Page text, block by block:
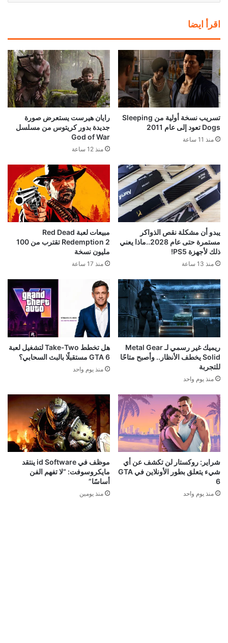
اقرأ ايضا
تسريب نسخة أولية من Sleeping
Dogs تعود إلى عام 2011
منذ 11 ساعة
رايان هيرست يستعرض صورة
جديدة بدور كريتوس من مسلسل
God of War
منذ 12 ساعة
يبدو أن مشكلة نقص الذواكر
مستمرة حتى عام 2028..ماذا يعني
ذلك لأجهزة PS5!
منذ 13 ساعة
مبيعات لعبة Red Dead
Redemption 2 تقترب من 100
مليون نسخة
منذ 17 ساعة
ريميك غير رسمي لـ Metal Gear
Solid يخطف الأنظار.. وأصبح متاحًا
للتجربة
منذ يوم واحد
هل تخطط Take-Two لتشغيل لعبة
GTA 6 مستقبلًا بالبث السحابي؟
منذ يوم واحد
شراير: روكستار لن تكشف عن أي
شيء يتعلق بطور الأونلاين في GTA
6
منذ يوم واحد
موظف في id Software ينتقد
مايكروسوفت: “لا تفهم الفن
أساسًا”
منذ يومين